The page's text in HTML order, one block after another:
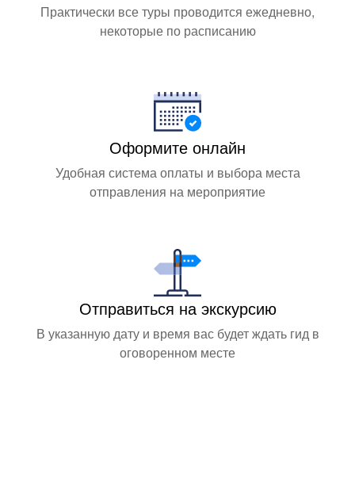
Практически все туры проводится ежедневно,
некоторые по расписанию
Оформите онлайн
Удобная система оплаты и выбора места
отправления на мероприятие
Отправиться на экскурсию
В указанную дату и время вас будет ждать гид в
оговоренном месте